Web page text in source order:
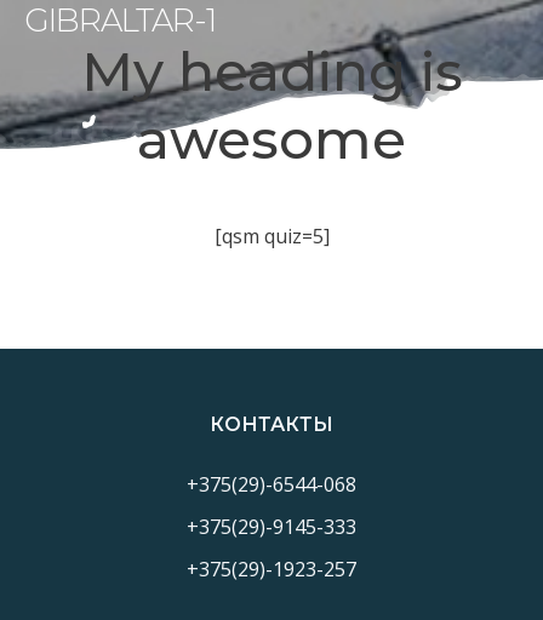
GIBRALTAR-1
My heading is
awesome
[qsm quiz=5]
КОНТАКТЫ
+375(29)-6544-068
+375(29)-9145-333
+375(29)-1923-257